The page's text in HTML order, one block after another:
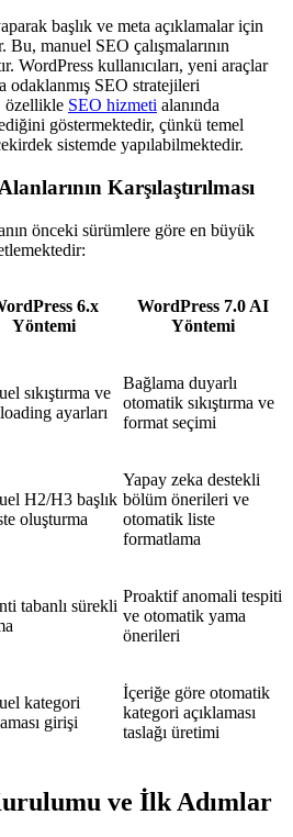
başlık ve meta açıklamalar için
manuel SEO çalışmalarının
WordPress kullanıcıları, yeni araçlar
odaklanmış SEO stratejileri
özellikle SEO hizmeti alanında
göstermektedir, çünkü temel
sistemde yapılabilmektedir.
Karşılaştırılması
önceki sürümlere göre en büyük
6.x
Yöntemi
WordPress 7.0 AI
Yöntemi
sıkıştırma ve
ayarları
Bağlama duyarlı
otomatik sıkıştırma ve
format seçimi
H2/H3 başlık
oluşturma
Yapay zeka destekli
bölüm önerileri ve
otomatik liste
formatlama
tabanlı sürekli
Proaktif anomali tespiti
ve otomatik yama
önerileri
kategori
girişi
İçeriğe göre otomatik
kategori açıklaması
taslağı üretimi
ve İlk Adımlar